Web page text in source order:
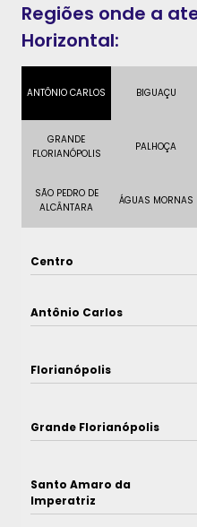
Regiões onde a
Horizontal:
ANTÔNIO CARLOS BIGUAÇU
GRANDE
FLORIANÓPOLIS
PALHOÇA
SÃO PEDRO DE
ALCÂNTARA
ÁGUAS MORNAS
Centro
Antônio Carlos
Florianópolis
Grande Florianópolis
Santo Amaro da
Imperatriz